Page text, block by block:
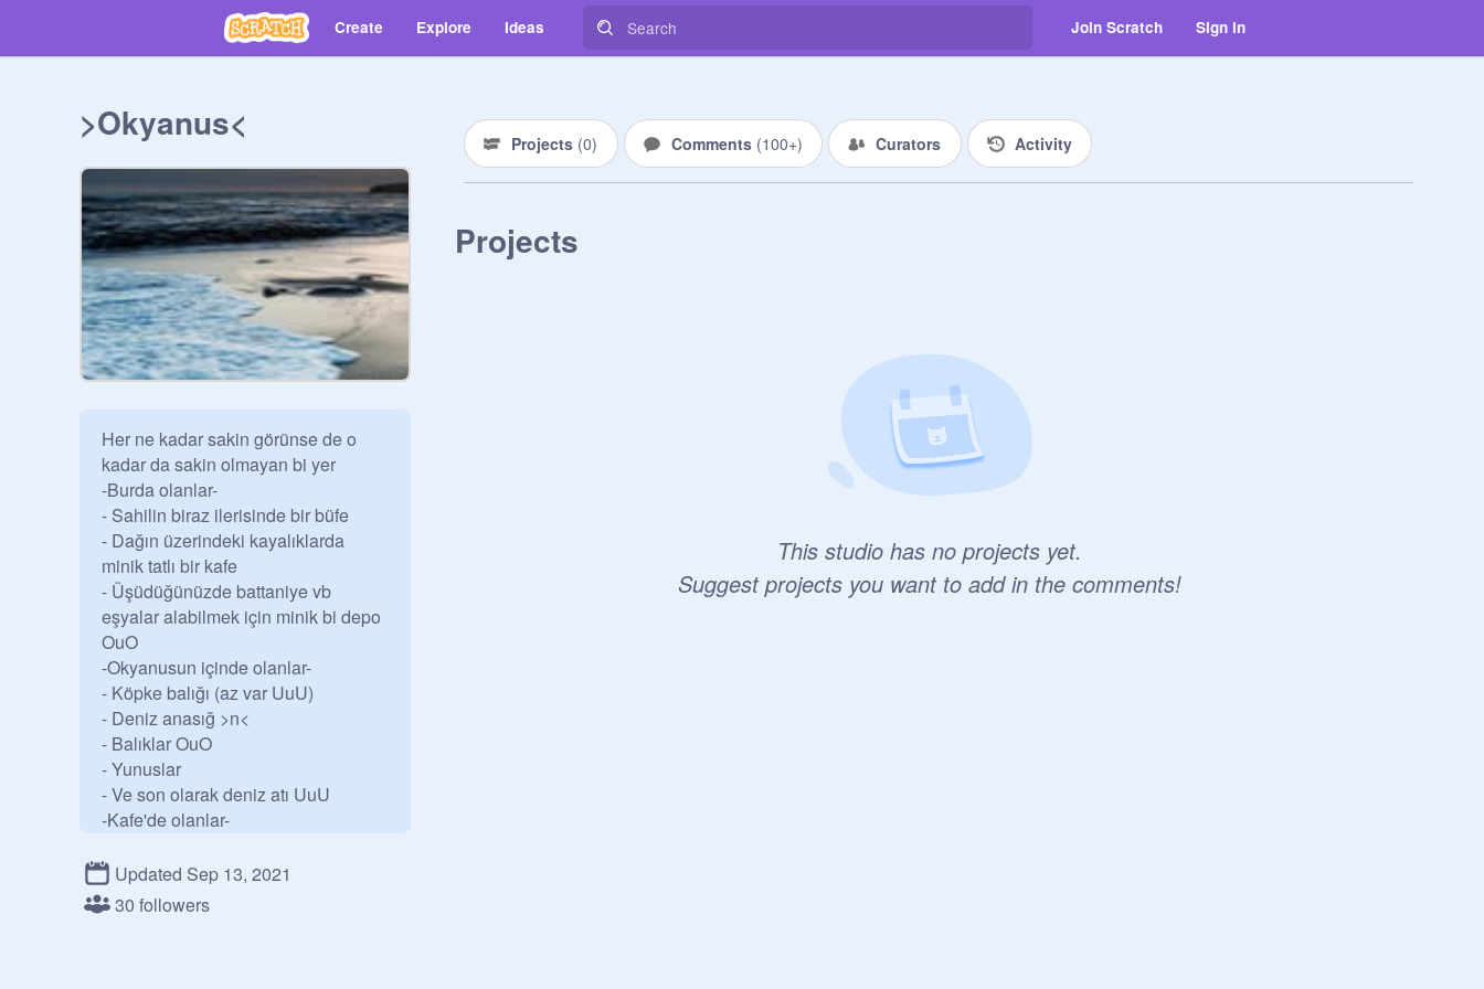
Create Explore Ideas Join Scratch Sign in
>Okyanus<
Her ne kadar sakin görünse de o
kadar da sakin olmayan bi yer
-Burda olanlar-
- Sahilin biraz ilerisinde bir büfe
- Dağın üzerindeki kayalıklarda
minik tatlı bir kafe
- Üşüdüğünüzde battaniye vb
eşyalar alabilmek için minik bi depo
OuO
-Okyanusun içinde olanlar-
- Köpke balığı (az var UuU)
- Deniz anasığ >n<
- Balıklar OuO
- Yunuslar
- Ve son olarak deniz atı UuU
-Kafe'de olanlar-
-Büfe'de olanlar-
- Çubuk kraker,bisküvi,isteğe göre
Updated Sep 13, 2021
30 followers
Projects (0) Comments (100+) Curators Activity
Projects
This studio has no projects yet.
Suggest projects you want to add in the comments!